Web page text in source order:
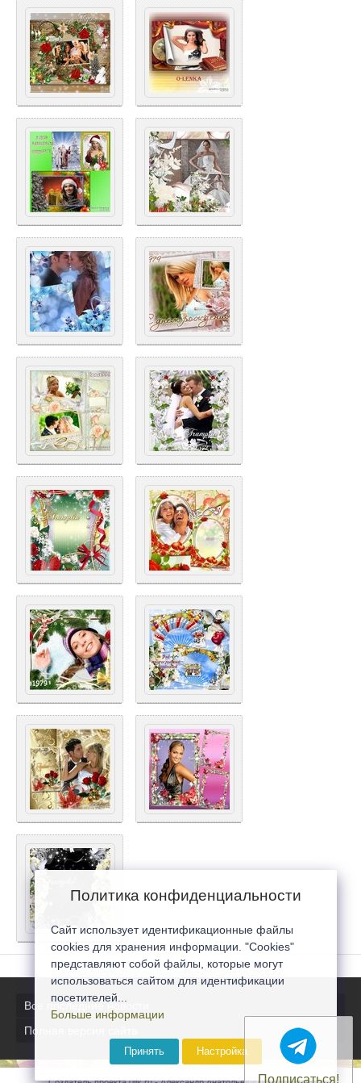
Все последние новости
Полная версия сайта
Подписаться!
Политика конфиденциальности
Сайт использует идентификационные файлы
cookies для хранения информации. "Cookies"
представляют собой файлы, которые могут
использоваться сайтом для идентификации
посетителей...
Больше информации
Принять Настройка